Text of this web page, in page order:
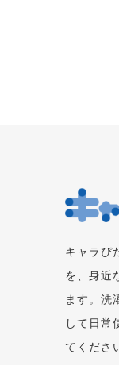
キャラぴ
を、身近
ます。洗
して日常
てくださ